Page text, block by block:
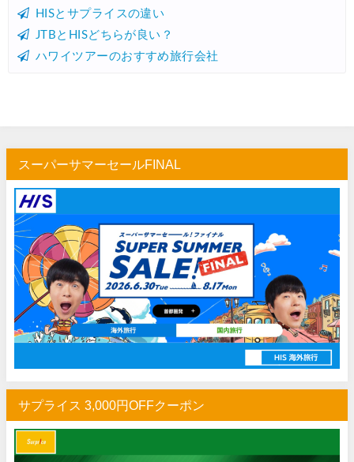
HISとサプライスの違い
JTBとHISどちらが良い？
ハワイツアーのおすすめ旅行会社
スーパーサマーセールFINAL
サプライス 3,000円OFFクーポン